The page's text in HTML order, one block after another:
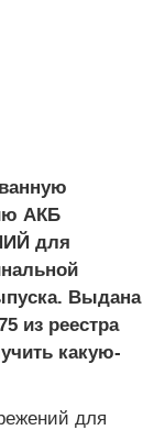
АКБ
для
Выдана
из реестра
какую-
для